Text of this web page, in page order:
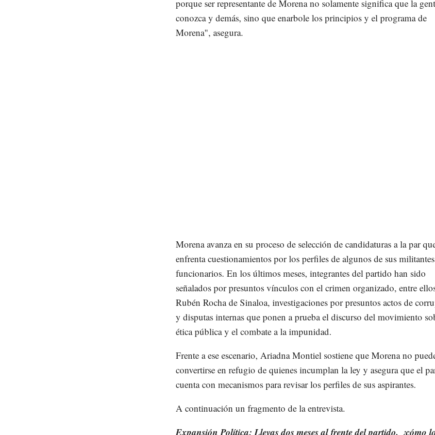
porque ser representante de Morena no solamente significa que la
conozca y demás, sino que enarbole los principios y el programa de
Morena", asegura.
Morena avanza en su proceso de selección de candidaturas a la par
enfrenta cuestionamientos por los perfiles de algunos de sus
funcionarios. En los últimos meses, integrantes del partido han sido
señalados por presuntos vínculos con el crimen organizado, entre
Rubén Rocha de Sinaloa, investigaciones por presuntos actos de
y disputas internas que ponen a prueba el discurso del movimiento
ética pública y el combate a la impunidad.
Frente a ese escenario, Ariadna Montiel sostiene que Morena no
convertirse en refugio de quienes incumplan la ley y asegura que el
cuenta con mecanismos para revisar los perfiles de sus aspirantes.
A continuación un fragmento de la entrevista.
Expansión Política: Llevas dos meses al frente del partido, ¿cómo